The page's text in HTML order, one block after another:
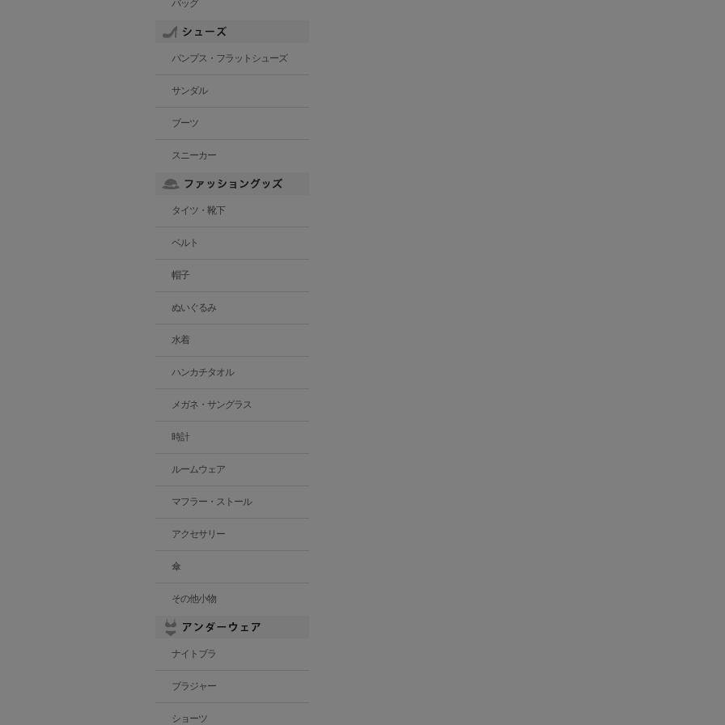
バッグ
パンプス・フラットシューズ
サンダル
ブーツ
スニーカー
タイツ・靴下
ベルト
帽子
ぬいぐるみ
水着
ハンカチタオル
メガネ・サングラス
時計
ルームウェア
マフラー・ストール
アクセサリー
傘
その他小物
ナイトブラ
ブラジャー
ショーツ